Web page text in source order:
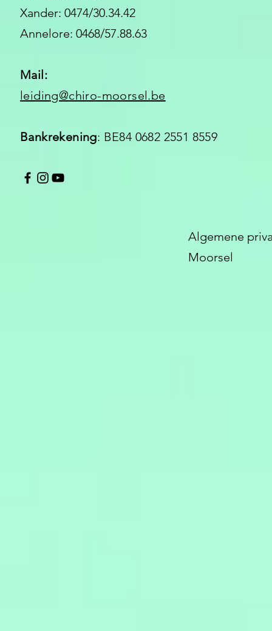
Xander: 0474/30.34.42
Annelore: 0468/57.88.63
Mail:
leiding@chiro-moorsel.be
Bankrekening: BE84 0682 2551 8559
Algemene
Moorsel